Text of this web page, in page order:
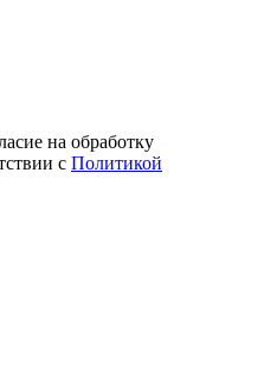
на обработку
с Политикой